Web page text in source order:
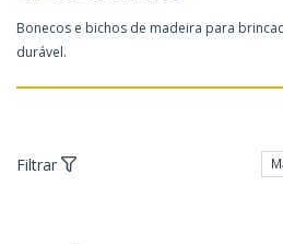
Bonecos e bichos de madeira para
durável.
Filtrar